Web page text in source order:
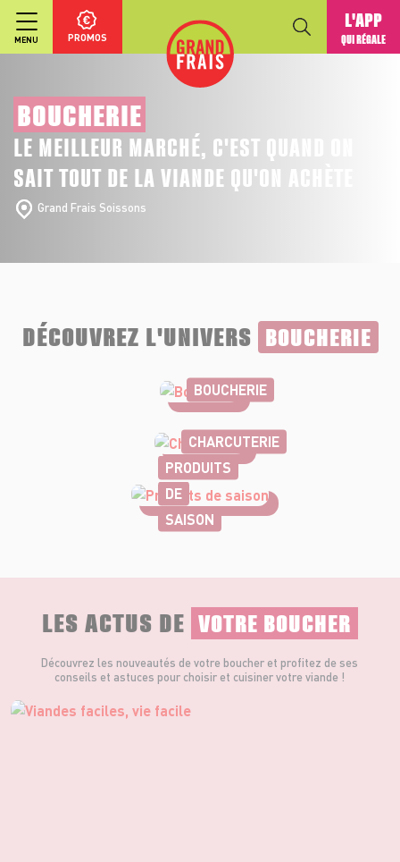
MENU PROMOS
L'APP
QUI RÉGALE
BOUCHERIE
LE MEILLEUR MARCHÉ, C'EST QUAND ON
SAIT TOUT DE LA VIANDE QU'ON ACHÈTE
Grand Frais Soissons
DÉCOUVREZ L'UNIVERS BOUCHERIE
BOUCHERIE
CHARCUTERIE
PRODUITS
DE
SAISON
LES ACTUS DE VOTRE BOUCHER
Découvrez les nouveautés de votre boucher et profitez de ses
conseils et astuces pour choisir et cuisiner votre viande !